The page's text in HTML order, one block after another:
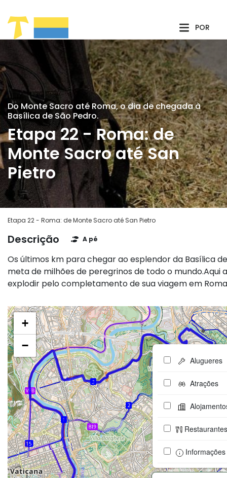
POR
Do Monte Sacro até Roma, o dia de chegada à
Basílica de São Pedro.
Etapa 22 - Roma: de
Monte Sacro até San
Pietro
Etapa 22 - Roma: de Monte Sacro até San Pietro
Descrição A pé
Os últimos km para chegar ao esplendor da Basílica
meta de milhões de peregrinos de todo o mundo.Aqui
explodir pelo completamento de sua viagem em
+
−
Alugueres
Atrações
Restaurantes